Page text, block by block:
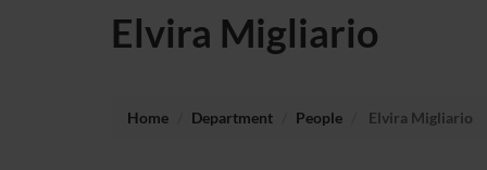
Elvira Migliario
Home Department People Elvira Migliario